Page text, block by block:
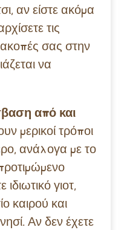
αν είστε ακόμα
τις
σας στην
να
από και
μερικοί τρόποι
ανάλογα με το
γιοτ,
καιρού και
Αν δεν έχετε